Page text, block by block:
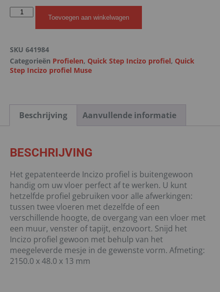
Toevoegen aan winkelwagen
SKU 641984
Categorieën Profielen, Quick Step Incizo profiel, Quick
Step Incizo profiel Muse
Beschrijving Aanvullende informatie
BESCHRIJVING
Het gepatenteerde Incizo profiel is buitengewoon
handig om uw vloer perfect af te werken. U kunt
hetzelfde profiel gebruiken voor alle afwerkingen:
tussen twee vloeren met dezelfde of een
verschillende hoogte, de overgang van een vloer met
een muur, venster of tapijt, enzovoort. Snijd het
Incizo profiel gewoon met behulp van het
meegeleverde mesje in de gewenste vorm. Afmeting:
2150.0 x 48.0 x 13 mm